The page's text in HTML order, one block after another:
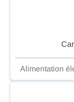
Alimentation